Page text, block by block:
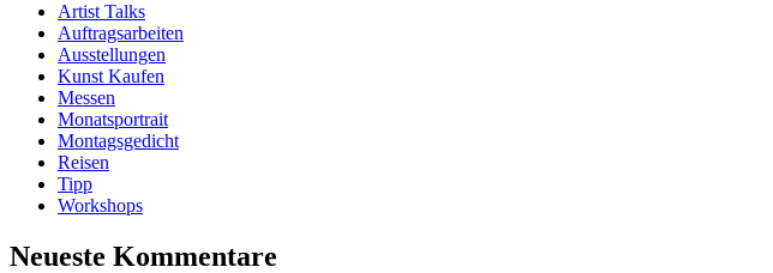
Artist Talks
Auftragsarbeiten
Ausstellungen
Kunst Kaufen
Messen
Monatsportrait
Montagsgedicht
Reisen
Tipp
Workshops
Neueste Kommentare